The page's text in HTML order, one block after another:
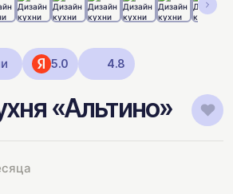
5.0 4.8
«Альтино»